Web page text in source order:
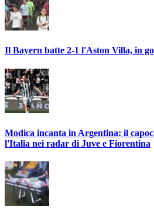
Il Bayern batte 2-1 l'Aston Villa, in
Modica incanta in Argentina: il
l'Italia nei radar di Juve e Fiorentina